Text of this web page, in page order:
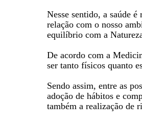
Nesse sentido, a saúde
relação com o nosso
equilíbrio com a
De acordo com a
ser tanto físicos quanto
Sendo assim, entre as
adoção de hábitos e
também a realização de